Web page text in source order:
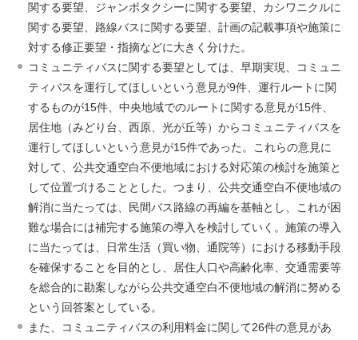
関する要望、ジャンボタクシーに関する要望、カシワニクルに
関する要望、路線バスに関する要望、計画の記載事項や施策に
対する修正要望・指摘などに大きく分けた。
コミュニティバスに関する要望としては、早期実現、コミュニ
ティバスを運行してほしいという意見が9件、運行ルートに関
するものが15件、中央地域でのルートに関する意見が15件、
居住地（みどり台、西原、光が丘等）からコミュニティバスを
運行してほしいという意見が15件であった。これらの意見に
対して、公共交通空白不便地域における対応策の検討を施策と
して位置づけることとした。つまり、公共交通空白不便地域の
解消に当たっては、民間バス路線の再編を基軸とし、これが困
難な場合には補完する施策の導入を検討していく。施策の導入
に当たっては、日常生活（買い物、通院等）における移動手段
を確保することを目的とし、居住人口や高齢化率、交通需要等
を総合的に勘案しながら公共交通空白不便地域の解消に努める
という回答案としている。
また、コミュニティバスの利用料金に関して26件の意見があ